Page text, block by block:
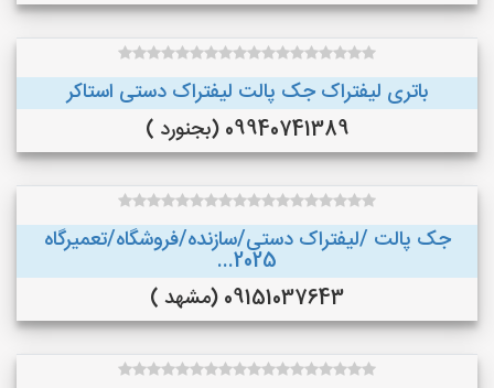
باتری لیفتراک جک پالت لیفتراک دستی استاکر
09940741389 (بجنورد )
جک پالت /لیفتراک دستی/سازنده/فروشگاه/تعمیرگاه
2025...
09151037643 (مشهد )